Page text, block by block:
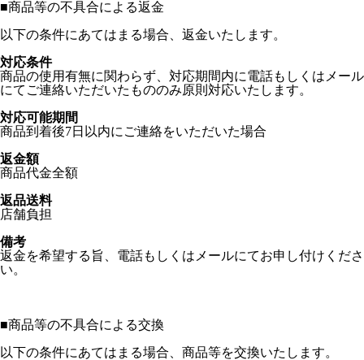
■商品等の不具合による返金
以下の条件にあてはまる場合、返金いたします。
対応条件
商品の使用有無に関わらず、対応期間内に電話もしくはメール
にてご連絡いただいたもののみ原則対応いたします。
対応可能期間
商品到着後7日以内にご連絡をいただいた場合
返金額
商品代金全額
返品送料
店舗負担
備考
返金を希望する旨、電話もしくはメールにてお申し付けくださ
い。
■商品等の不具合による交換
以下の条件にあてはまる場合、商品等を交換いたします。